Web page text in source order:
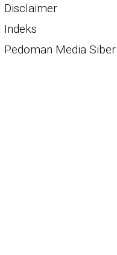
Disclaimer
Indeks
Pedoman Media Siber